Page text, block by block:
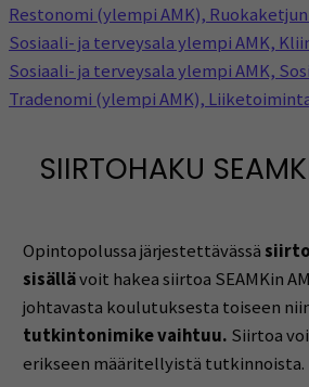
Restonomi (ylempi AMK),
Sosiaali- ja terveysala ylempi AMK,
Sosiaali- ja terveysala ylempi AMK,
Tradenomi (ylempi AMK),
SIIRTOHAKU
Opintopolussa järjestettävässä
sisällävoit hakea siirtoa SEAMKin
johtavasta koulutuksesta toiseen
tutkintonimike vaihtuu. Siirtoa
erikseen määritellyistä tutkinnoista.